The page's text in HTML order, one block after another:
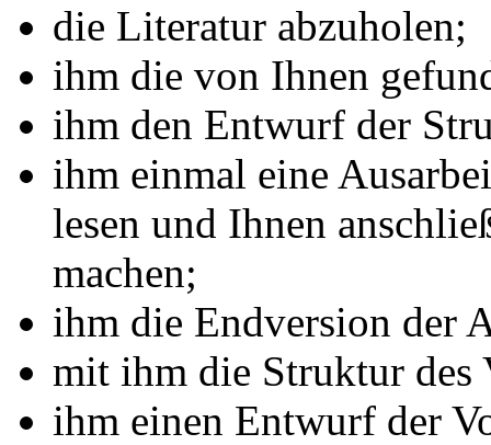
die Literatur abzuholen;
ihm die von Ihnen
ihm den Entwurf der
ihm einmal eine
lesen und Ihnen
machen;
ihm die Endversion der
mit ihm die Struktur des
ihm einen Entwurf der